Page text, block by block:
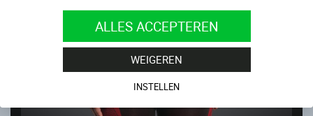
ALLES ACCEPTEREN
WEIGEREN
INSTELLEN